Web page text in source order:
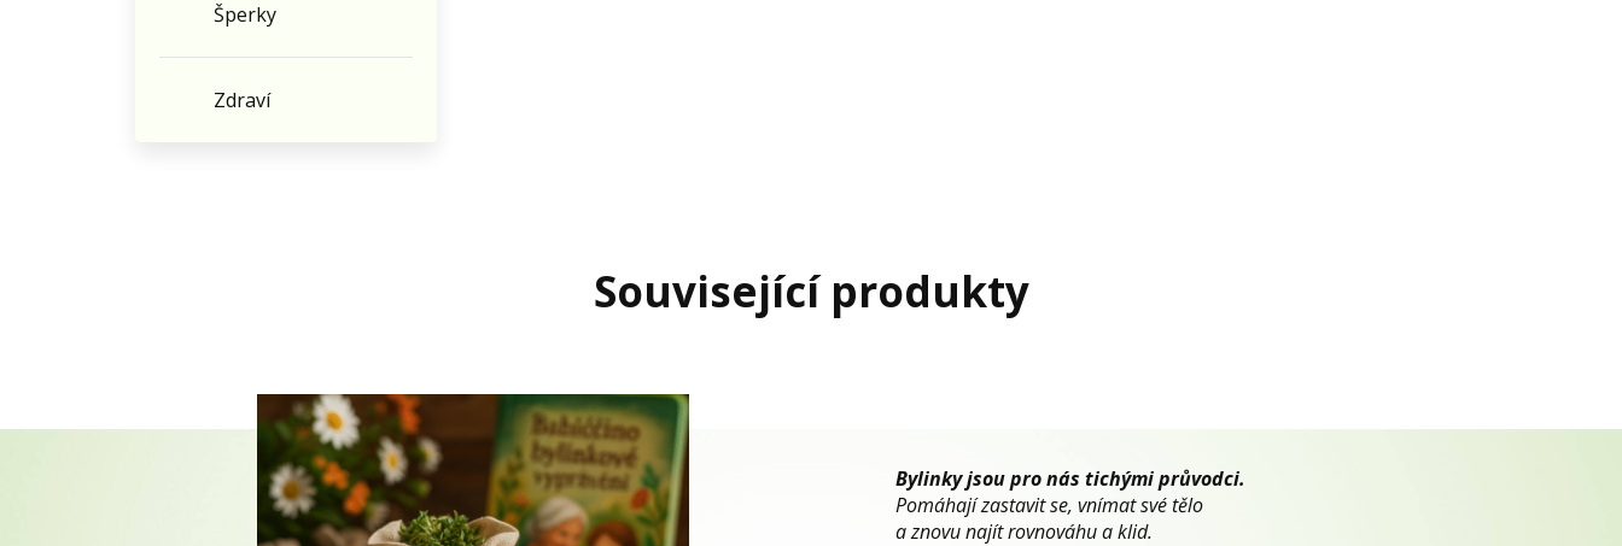
Šperky
Zdraví
Související produkty
Bylinky jsou pro nás tichými průvodci.
Pomáhají zastavit se, vnímat své tělo
a znovu najít rovnováhu a klid.